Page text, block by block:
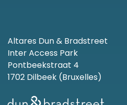
Altares Dun & Bradstreet
Inter Access Park
Pontbeekstraat 4
1702 Dilbeek (Bruxelles)